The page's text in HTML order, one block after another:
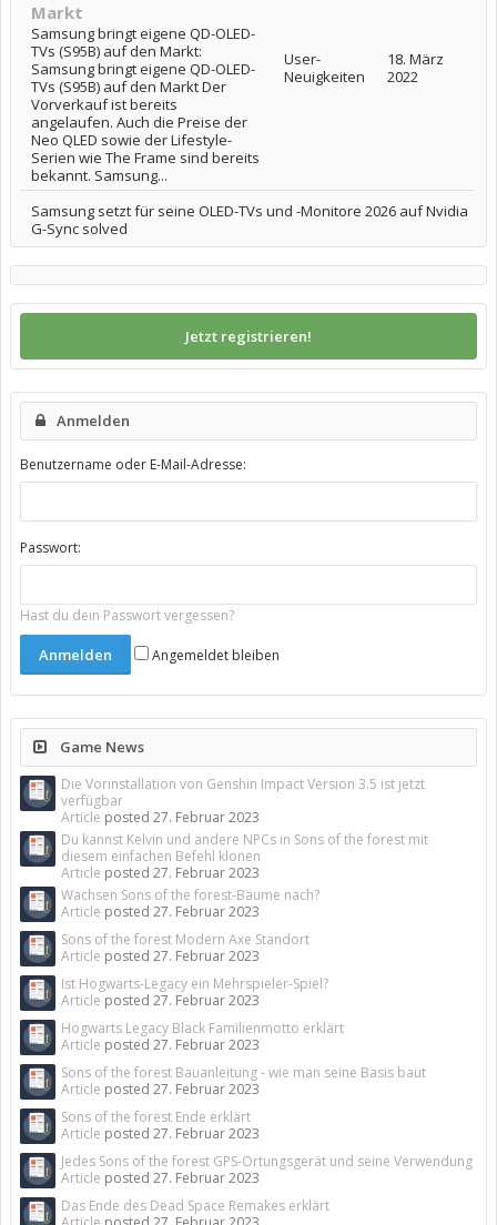
Markt
Samsung bringt eigene QD-OLED-
TVs (S95B) auf den Markt:
Samsung bringt eigene QD-OLED-
TVs (S95B) auf den Markt Der
Vorverkauf ist bereits
angelaufen. Auch die Preise der
Neo QLED sowie der Lifestyle-
Serien wie The Frame sind bereits
bekannt. Samsung...
User-
Neuigkeiten
18. März
2022
Samsung setzt für seine OLED-TVs und -Monitore 2026 auf Nvidia
G-Sync solved
Jetzt registrieren!
Anmelden
Benutzername oder E-Mail-Adresse:
Passwort:
Hast du dein Passwort vergessen?
Angemeldet bleiben
Game News
Die Vorinstallation von Genshin Impact Version 3.5 ist jetzt
verfügbar
Article posted 27. Februar 2023
Du kannst Kelvin und andere NPCs in Sons of the forest mit
diesem einfachen Befehl klonen
Article posted 27. Februar 2023
Wachsen Sons of the forest-Bäume nach?
Article posted 27. Februar 2023
Sons of the forest Modern Axe Standort
Article posted 27. Februar 2023
Ist Hogwarts-Legacy ein Mehrspieler-Spiel?
Article posted 27. Februar 2023
Hogwarts Legacy Black Familienmotto erklärt
Article posted 27. Februar 2023
Sons of the forest Bauanleitung - wie man seine Basis baut
Article posted 27. Februar 2023
Sons of the forest Ende erklärt
Article posted 27. Februar 2023
Jedes Sons of the forest GPS-Ortungsgerät und seine Verwendung
Article posted 27. Februar 2023
Das Ende des Dead Space Remakes erklärt